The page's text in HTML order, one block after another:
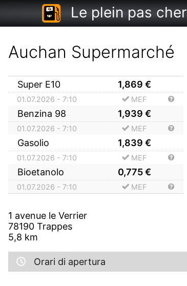
Le plein pas cher
Auchan Supermarché
Super E10 1,869 €
01.07.2026 - 7:10 MEF
Benzina 98 1,939 €
01.07.2026 - 7:10 MEF
Gasolio 1,839 €
01.07.2026 - 7:10 MEF
Bioetanolo 0,775€
01.07.2026 - 7:10 MEF
1 avenue le Verrier
78190 Trappes
5,8 km
Orari di apertura